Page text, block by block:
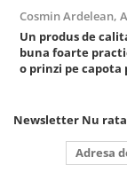
Sistem Vibro-
Sisteme de
Capre Auto
Surubelnite Si Biti
Truse de biti
Cosmin Ardelean,
Un produs de
buna foarte
o prinzi pe capota
puternica si de la
tine destul de
bagi la priza nu
toata ziua ,ce...
Newsletter Nu